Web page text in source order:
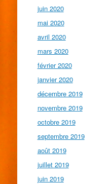
juin 2020
mai 2020
avril 2020
mars 2020
février 2020
janvier 2020
décembre 2019
novembre 2019
octobre 2019
septembre 2019
août 2019
juillet 2019
juin 2019